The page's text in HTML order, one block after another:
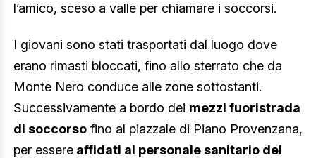
l’amico, sceso a valle per chiamare i soccorsi.
I giovani sono stati trasportati dal luogo dove
erano rimasti bloccati, fino allo sterrato che da
Monte Nero conduce alle zone sottostanti.
Successivamente a bordo dei mezzi fuoristrada
di soccorso fino al piazzale di Piano Provenzana,
per essere affidati al personale sanitario del